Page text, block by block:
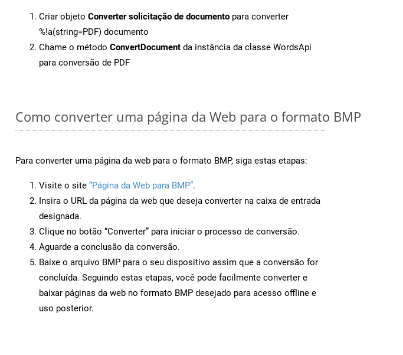
Criar objeto Converter solicitação de documento para converter
%!a(string=PDF) documento
Chame o método ConvertDocument da instância da classe WordsApi
para conversão de PDF
Como converter uma página da Web para o formato BMP
Para converter uma página da web para o formato BMP, siga estas etapas:
Visite o site “Página da Web para BMP”.
Insira o URL da página da web que deseja converter na caixa de entrada
designada.
Clique no botão “Converter” para iniciar o processo de conversão.
Aguarde a conclusão da conversão.
Baixe o arquivo BMP para o seu dispositivo assim que a conversão for
concluída. Seguindo estas etapas, você pode facilmente converter e
baixar páginas da web no formato BMP desejado para acesso offline e
uso posterior.